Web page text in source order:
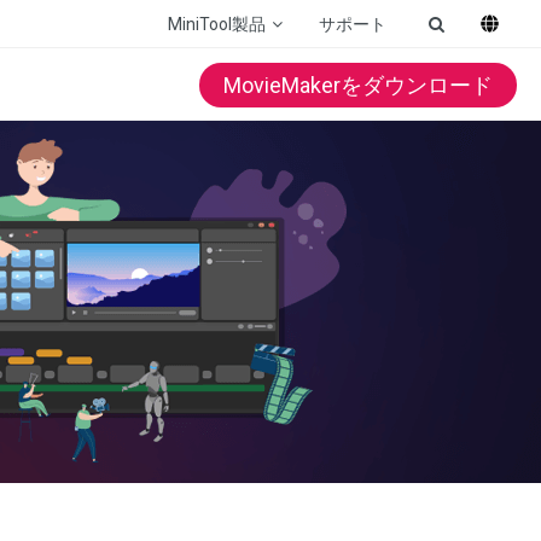
MiniTool製品 サポート
MovieMakerをダウンロード